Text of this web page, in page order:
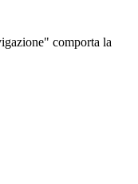
comporta la